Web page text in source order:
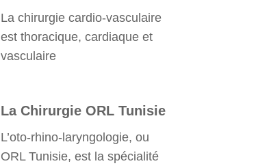
La chirurgie cardio-vasculaire
est thoracique, cardiaque et
vasculaire
La Chirurgie ORL Tunisie
L’oto-rhino-laryngologie, ou
ORL Tunisie, est la spécialité